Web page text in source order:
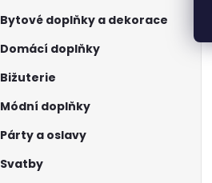
Bytové doplňky a dekorace
Domácí doplňky
Bižuterie
Módní doplňky
Párty a oslavy
Svatby